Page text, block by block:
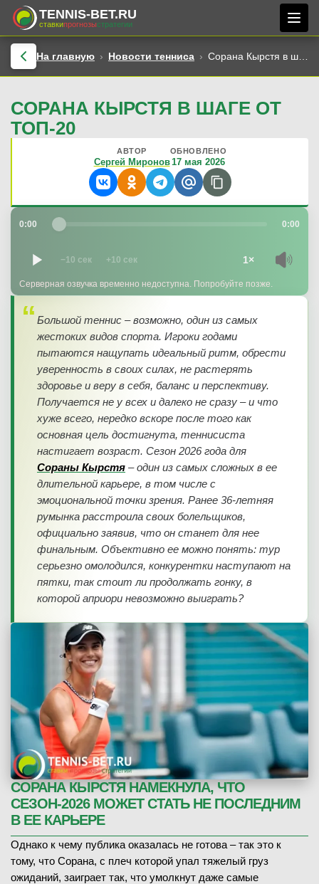
TENNIS-BET.RU
ставкипрогнозыстратегии
На главную Новости тенниса Сорана Кырстя в шаге от топ-20
СОРАНА КЫРСТЯ В ШАГЕ ОТ
ТОП-20
АВТОР
Сергей Миронов
ОБНОВЛЕНО
17 мая 2026
0:00 0:00
−10 сек +10 сек 1×
Серверная озвучка временно недоступна. Попробуйте позже.
Большой теннис – возможно, один из самых
жестоких видов спорта. Игроки годами
пытаются нащупать идеальный ритм, обрести
уверенность в своих силах, не растерять
здоровье и веру в себя, баланс и перспективу.
Получается не у всех и далеко не сразу – и что
хуже всего, нередко вскоре после того как
основная цель достигнута, теннисиста
настигает возраст. Сезон 2026 года для
Сораны Кырстя – один из самых сложных в ее
длительной карьере, в том числе с
эмоциональной точки зрения. Ранее 36-летняя
румынка расстроила своих болельщиков,
официально заявив, что он станет для нее
финальным. Объективно ее можно понять: тур
серьезно омолодился, конкурентки наступают на
пятки, так стоит ли продолжать гонку, в
которой априори невозможно выиграть?
СОРАНА КЫРСТЯ НАМЕКНУЛА, ЧТО
СЕЗОН-2026 МОЖЕТ СТАТЬ НЕ ПОСЛЕДНИМ
В ЕЕ КАРЬЕРЕ
Однако к чему публика оказалась не готова – так это к
тому, что Сорана, с плеч которой упал тяжелый груз
ожиданий, заиграет так, что умолкнут даже самые